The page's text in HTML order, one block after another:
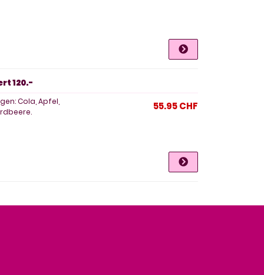
120.-
Cola, Apfel,
55.95 CHF